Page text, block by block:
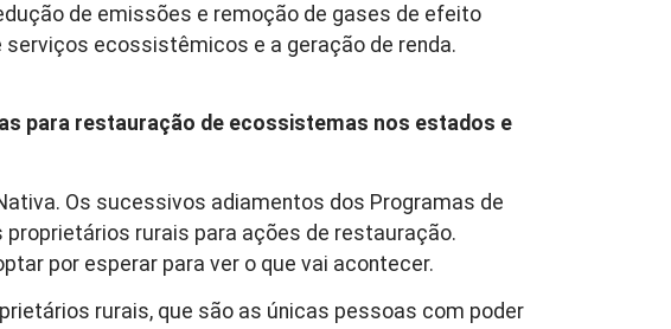
de emissões e remoção de gases de efeito
ecossistêmicos e a geração de renda.
para restauração de ecossistemas nos estados e
Os sucessivos adiamentos dos Programas de
rurais para ações de restauração.
por esperar para ver o que vai acontecer.
rurais, que são as únicas pessoas com poder